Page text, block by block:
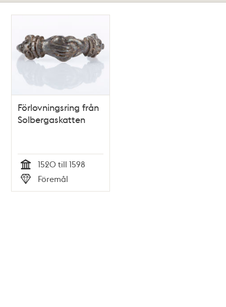
Förlovningsring från
Solbergaskatten
Tid
1520 till 1598
Typ
Föremål